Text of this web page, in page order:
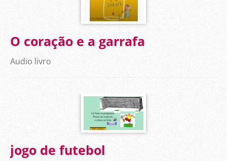
O coração e a garrafa
Audio livro
jogo de futebol